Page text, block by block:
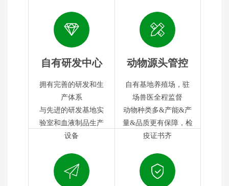
自有研发中心
拥有完善的研发和生
产体系
与先进的研发基地实
验室和血液制品生产
设备
动物源头管控
自有基地养殖场，驻
场兽医全程监督
动物种类多&产能&产
量&品质更有保障，检
疫证书齐